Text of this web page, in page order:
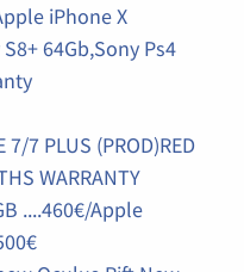
iPhone X
64Gb,Sony Ps4
7/7 PLUS (PROD)RED
WARRANTY
....460€/Apple